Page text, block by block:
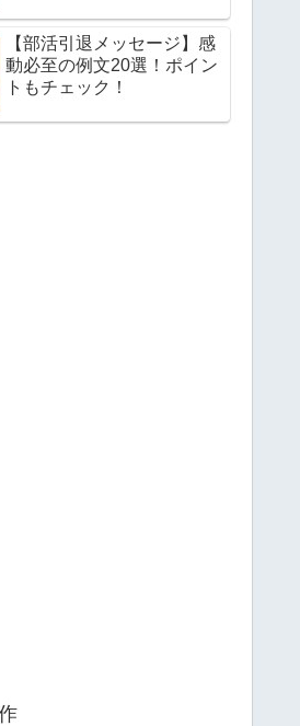
【部活引退メッセージ】感
動必至の例文20選！ポイン
トもチェック！